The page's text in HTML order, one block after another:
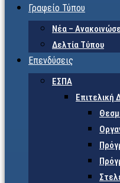
Γραφείο Τύπου
Νέα –
Δελτία Τύπου
Επενδύσεις
ΕΣΠΑ
Επιτελική